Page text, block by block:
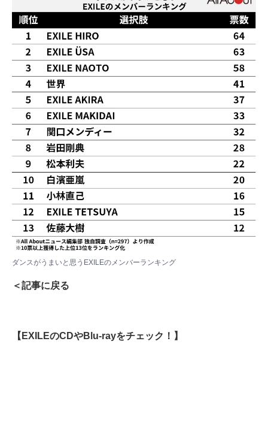
ダンスがうまいと思うEXILEのメンバーランキング
＜記事に戻る
【EXILEのCDやBlu-rayをチェック！】